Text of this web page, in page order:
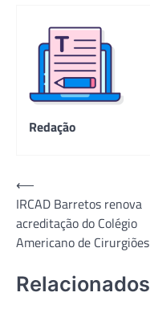
Redação
Navegação
de
Post
⟵
IRCAD Barretos renova
acreditação do Colégio
Americano de Cirurgiões
Relacionados